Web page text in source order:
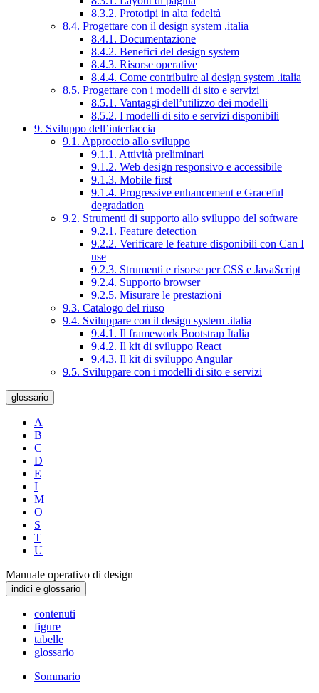
8.3.2. Prototipi in alta fedeltà
8.4. Progettare con il design system .italia
8.4.1. Documentazione
8.4.2. Benefici del design system
8.4.3. Risorse operative
8.4.4. Come contribuire al design system .italia
8.5. Progettare con i modelli di sito e servizi
8.5.1. Vantaggi dell’utilizzo dei modelli
8.5.2. I modelli di sito e servizi disponibili
9. Sviluppo dell’interfaccia
9.1. Approccio allo sviluppo
9.1.1. Attività preliminari
9.1.2. Web design responsivo e accessibile
9.1.3. Mobile first
9.1.4. Progressive enhancement e Graceful
degradation
9.2. Strumenti di supporto allo sviluppo del software
9.2.1. Feature detection
9.2.2. Verificare le feature disponibili con Can I
use
9.2.3. Strumenti e risorse per CSS e JavaScript
9.2.4. Supporto browser
9.2.5. Misurare le prestazioni
9.3. Catalogo del riuso
9.4. Sviluppare con il design system .italia
9.4.1. Il framework Bootstrap Italia
9.4.2. Il kit di sviluppo React
9.4.3. Il kit di sviluppo Angular
9.5. Sviluppare con i modelli di sito e servizi
glossario
A
B
C
D
E
I
M
O
S
T
U
Manuale operativo di design
indici e glossario
contenuti
figure
tabelle
glossario
Sommario